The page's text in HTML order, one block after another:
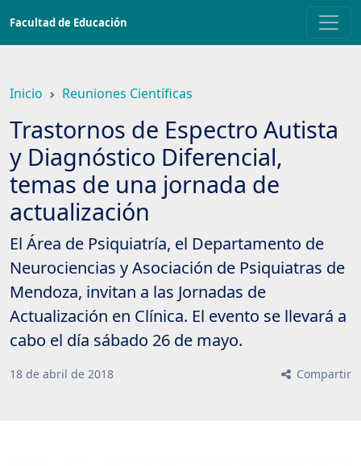
contenido
Facultad de Educación
Inicio Reuniones Científicas
Trastornos de Espectro Autista
y Diagnóstico Diferencial,
temas de una jornada de
actualización
El Área de Psiquiatría, el Departamento de
Neurociencias y Asociación de Psiquiatras de
Mendoza, invitan a las Jornadas de
Actualización en Clínica. El evento se llevará a
cabo el día sábado 26 de mayo.
18 de abril de 2018 Compartir